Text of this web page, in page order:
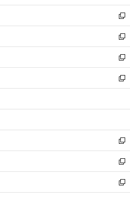
開
く
ウ
で
開
く
ン
ド
ウ
で
開
く
ウ
ィ
ン
ド
ウ
で
開
く
し
い
ウ
ィ
ン
ド
ウ
で
開
新
し
い
ウ
ィ
ン
ド
ウ
開
新
し
い
ウ
ィ
ン
ウ
開
く
新
し
い
ウ
ン
ウ
で
開
く
新
し
ウ
ン
ド
ウ
で
開
く
新
し
い
ウ
ィ
ン
新
し
い
ウ
新
し